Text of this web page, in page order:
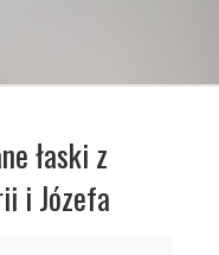
łaski z
i Józefa